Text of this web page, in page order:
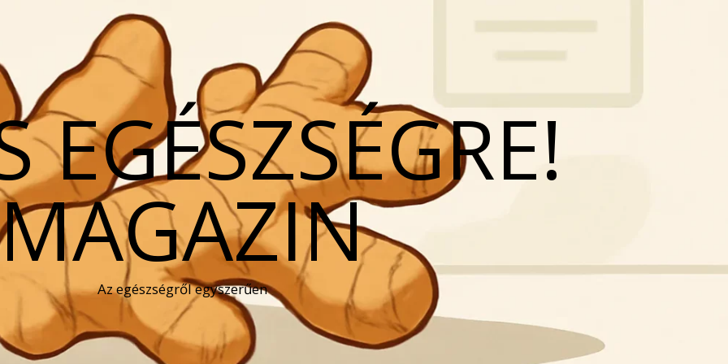
EGÉSZSÉGRE!
MAGAZIN
Az egészségről egyszerűen